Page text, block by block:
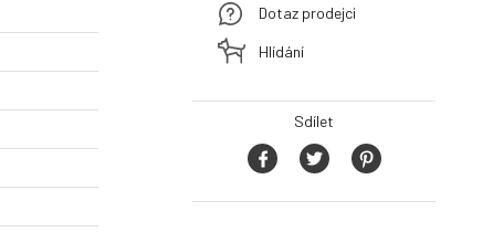
Dotaz prodejci
Hlídání
Sdílet